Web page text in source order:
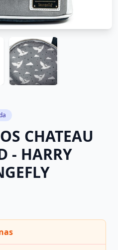
CHATEAU
- HARRY